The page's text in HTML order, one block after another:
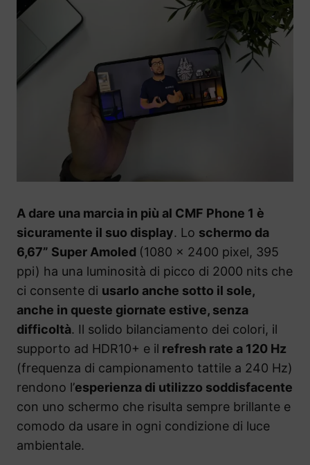
A dare una marcia in più al CMF Phone 1 è
sicuramente il suo display. Lo schermo da
6,67” Super Amoled (1080 x 2400 pixel, 395
ppi) ha una luminosità di picco di 2000 nits che
ci consente di usarlo anche sotto il sole,
anche in queste giornate estive, senza
difficoltà. Il solido bilanciamento dei colori, il
supporto ad HDR10+ e il refresh rate a 120 Hz
(frequenza di campionamento tattile a 240 Hz)
rendono l’esperienza di utilizzo soddisfacente
con uno schermo che risulta sempre brillante e
comodo da usare in ogni condizione di luce
ambientale.